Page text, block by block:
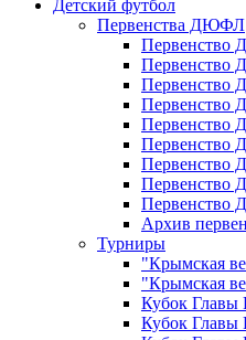
Детский футбол
Первенства ДЮФЛ
Первенство
Первенство
Первенство
Первенство
Первенство
Первенство
Первенство
Первенство
Первенство
Архив
Турниры
"Крымская
"Крымская
Кубок Главы
Кубок Главы